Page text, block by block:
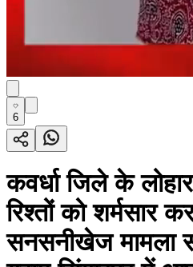
6
कवर्धा जिले के
रिश्तों को शर्मसार
सनसनीखेज मामला